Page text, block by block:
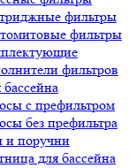
фильтры
фильтры
фильтров
с префильтром
без префильтра
и поручни
для бассейна